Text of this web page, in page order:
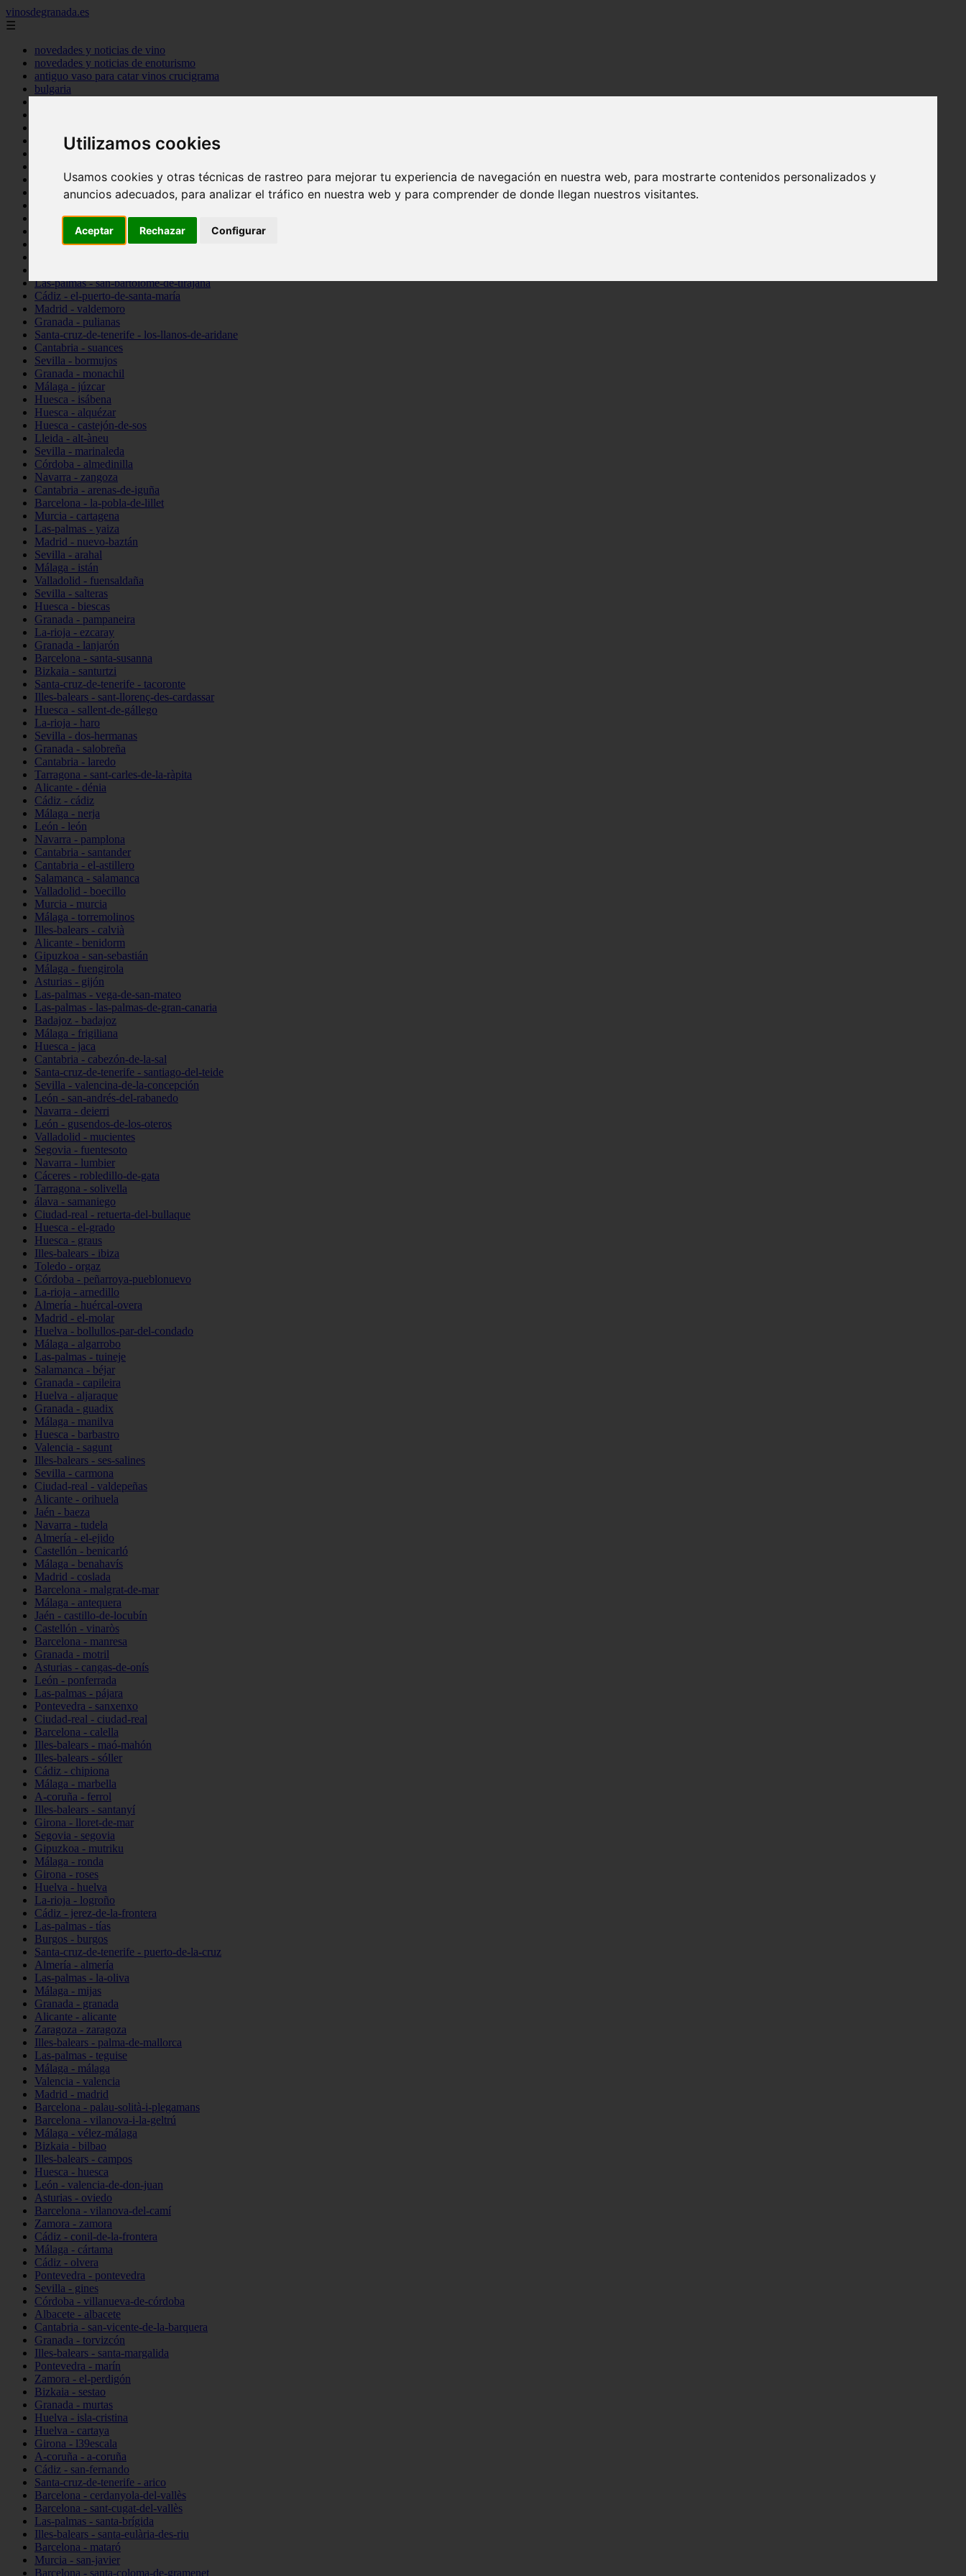
Utilizamos cookies
Usamos cookies y otras técnicas de rastreo para mejorar tu experiencia de navegación en nuestra web, para mostrarte contenidos personalizados y
anuncios adecuados, para analizar el tráfico en nuestra web y para comprender de donde llegan nuestros visitantes.
Aceptar Rechazar Configurar
vinosdegranada.es
☰
novedades y noticias de vino
novedades y noticias de enoturismo
antiguo vaso para catar vinos crucigrama
bulgaria
Córdoba - córdoba
Barcelona - barcelona
Ciudad-real - montiel
Santa-cruz-de-tenerife - guía-de-isora
La-rioja - casalarreina
Almería - roquetas-de-mar
Madrid - pozuelo-de-alarcón
Las-palmas - san-bartolomé-de-tirajana
Cádiz - el-puerto-de-santa-maría
Madrid - valdemoro
Granada - pulianas
Santa-cruz-de-tenerife - los-llanos-de-aridane
Cantabria - suances
Sevilla - bormujos
Granada - monachil
Málaga - júzcar
Huesca - isábena
Huesca - alquézar
Huesca - castejón-de-sos
Lleida - alt-àneu
Sevilla - marinaleda
Córdoba - almedinilla
Navarra - zangoza
Cantabria - arenas-de-iguña
Barcelona - la-pobla-de-lillet
Murcia - cartagena
Las-palmas - yaiza
Madrid - nuevo-baztán
Sevilla - arahal
Málaga - istán
Valladolid - fuensaldaña
Sevilla - salteras
Huesca - biescas
Granada - pampaneira
La-rioja - ezcaray
Granada - lanjarón
Barcelona - santa-susanna
Bizkaia - santurtzi
Santa-cruz-de-tenerife - tacoronte
Illes-balears - sant-llorenç-des-cardassar
Huesca - sallent-de-gállego
La-rioja - haro
Sevilla - dos-hermanas
Granada - salobreña
Cantabria - laredo
Tarragona - sant-carles-de-la-ràpita
Alicante - dénia
Cádiz - cádiz
Málaga - nerja
León - león
Navarra - pamplona
Cantabria - santander
Cantabria - el-astillero
Salamanca - salamanca
Valladolid - boecillo
Murcia - murcia
Málaga - torremolinos
Illes-balears - calvià
Alicante - benidorm
Gipuzkoa - san-sebastián
Málaga - fuengirola
Asturias - gijón
Las-palmas - vega-de-san-mateo
Las-palmas - las-palmas-de-gran-canaria
Badajoz - badajoz
Málaga - frigiliana
Huesca - jaca
Cantabria - cabezón-de-la-sal
Santa-cruz-de-tenerife - santiago-del-teide
Sevilla - valencina-de-la-concepción
León - san-andrés-del-rabanedo
Navarra - deierri
León - gusendos-de-los-oteros
Valladolid - mucientes
Segovia - fuentesoto
Navarra - lumbier
Cáceres - robledillo-de-gata
Tarragona - solivella
álava - samaniego
Ciudad-real - retuerta-del-bullaque
Huesca - el-grado
Huesca - graus
Illes-balears - ibiza
Toledo - orgaz
Córdoba - peñarroya-pueblonuevo
La-rioja - arnedillo
Almería - huércal-overa
Madrid - el-molar
Huelva - bollullos-par-del-condado
Málaga - algarrobo
Las-palmas - tuineje
Salamanca - béjar
Granada - capileira
Huelva - aljaraque
Granada - guadix
Málaga - manilva
Huesca - barbastro
Valencia - sagunt
Illes-balears - ses-salines
Sevilla - carmona
Ciudad-real - valdepeñas
Alicante - orihuela
Jaén - baeza
Navarra - tudela
Almería - el-ejido
Castellón - benicarló
Málaga - benahavís
Madrid - coslada
Barcelona - malgrat-de-mar
Málaga - antequera
Jaén - castillo-de-locubín
Castellón - vinaròs
Barcelona - manresa
Granada - motril
Asturias - cangas-de-onís
León - ponferrada
Las-palmas - pájara
Pontevedra - sanxenxo
Ciudad-real - ciudad-real
Barcelona - calella
Illes-balears - maó-mahón
Illes-balears - sóller
Cádiz - chipiona
Málaga - marbella
A-coruña - ferrol
Illes-balears - santanyí
Girona - lloret-de-mar
Segovia - segovia
Gipuzkoa - mutriku
Málaga - ronda
Girona - roses
Huelva - huelva
La-rioja - logroño
Cádiz - jerez-de-la-frontera
Las-palmas - tías
Burgos - burgos
Santa-cruz-de-tenerife - puerto-de-la-cruz
Almería - almería
Las-palmas - la-oliva
Málaga - mijas
Granada - granada
Alicante - alicante
Zaragoza - zaragoza
Illes-balears - palma-de-mallorca
Las-palmas - teguise
Málaga - málaga
Valencia - valencia
Madrid - madrid
Barcelona - palau-solità-i-plegamans
Barcelona - vilanova-i-la-geltrú
Málaga - vélez-málaga
Bizkaia - bilbao
Illes-balears - campos
Huesca - huesca
León - valencia-de-don-juan
Asturias - oviedo
Barcelona - vilanova-del-camí
Zamora - zamora
Cádiz - conil-de-la-frontera
Málaga - cártama
Cádiz - olvera
Pontevedra - pontevedra
Sevilla - gines
Córdoba - villanueva-de-córdoba
Albacete - albacete
Cantabria - san-vicente-de-la-barquera
Granada - torvizcón
Illes-balears - santa-margalida
Pontevedra - marín
Zamora - el-perdigón
Bizkaia - sestao
Granada - murtas
Huelva - isla-cristina
Huelva - cartaya
Girona - l39escala
A-coruña - a-coruña
Cádiz - san-fernando
Santa-cruz-de-tenerife - arico
Barcelona - cerdanyola-del-vallès
Barcelona - sant-cugat-del-vallès
Las-palmas - santa-brígida
Illes-balears - santa-eulària-des-riu
Barcelona - mataró
Murcia - san-javier
Barcelona - santa-coloma-de-gramenet